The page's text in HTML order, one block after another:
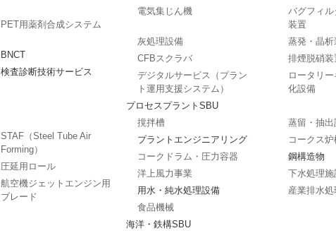
PET用薬剤合成システム
BNCT
検査診断技術サービス
STAF（Steel Tube Air
Forming）
圧延用ロール
航空機ジェットエンジン用
ブレード
電気集じん機
バグフィ
装置
灰処理設備
蒸発・晶析
CFBスクラバ
排煙脱硝装
デジタルサービス（プラン
ト運用支援システム）
ロータリ
化設備
プロセスプラントSBU
撹拌槽
蒸留・抽出
プラントエンジニアリング
コークス炉
コークドラム・圧力容器
鋼構造物
洋上風力事業
下水処理施
用水・純水処理設備
産業排水
食品機械
海洋・鉄構SBU